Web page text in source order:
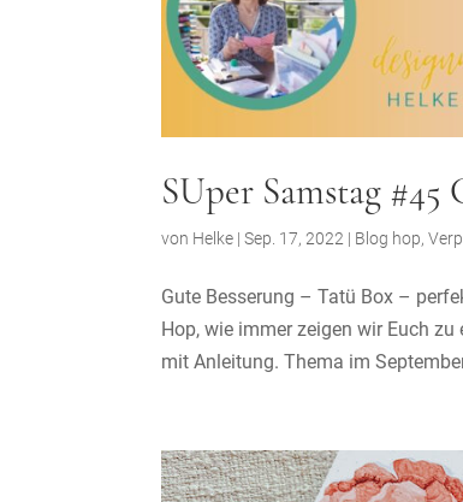
SUper Samstag
von Helke |Sep. 17, 2022 | Blog hop,
Gute Besserung – Tatü Box –
Hop, wie immer zeigen wir Euch
mit Anleitung. Thema im